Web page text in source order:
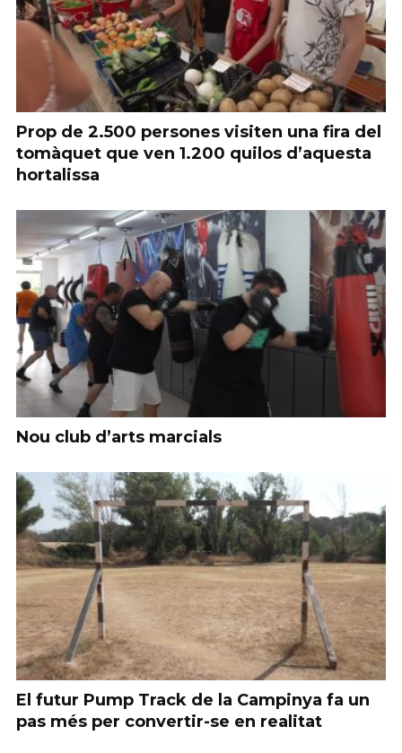
Prop de 2.500 persones visiten una fira del
tomàquet que ven 1.200 quilos d’aquesta
hortalissa
Nou club d’arts marcials
El futur Pump Track de la Campinya fa un
pas més per convertir-se en realitat